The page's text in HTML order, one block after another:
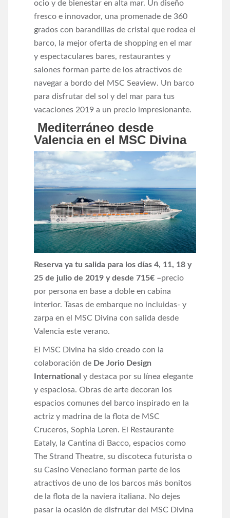
ocio y de bienestar en alta mar. Un diseño
fresco e innovador, una promenade de 360
grados con barandillas de cristal que rodea el
barco, la mejor oferta de shopping en el mar
y espectaculares bares, restaurantes y
salones forman parte de los atractivos de
navegar a bordo del MSC Seaview. Un barco
para disfrutar del sol y del mar para tus
vacaciones 2019 a un precio impresionante.
Mediterráneo desde
Valencia en el MSC Divina
Reserva ya tu salida para los días 4, 11, 18 y
25 de julio de 2019 y desde 715€ –precio
por persona en base a doble en cabina
interior. Tasas de embarque no incluidas- y
zarpa en el MSC Divina con salida desde
Valencia este verano.
El MSC Divina ha sido creado con la
colaboración de De Jorio Design
International y destaca por su línea elegante
y espaciosa. Obras de arte decoran los
espacios comunes del barco inspirado en la
actriz y madrina de la flota de MSC
Cruceros, Sophia Loren. El Restaurante
Eataly, la Cantina di Bacco, espacios como
The Strand Theatre, su discoteca futurista o
su Casino Veneciano forman parte de los
atractivos de uno de los barcos más bonitos
de la flota de la naviera italiana. No dejes
pasar la ocasión de disfrutar del MSC Divina